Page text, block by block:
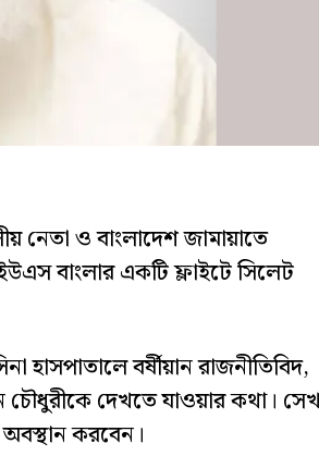
নেতা ও বাংলাদেশ জামায়াতে
বাংলার একটি ফ্লাইটে সিলেট
হাসপাতালে বর্ষীয়ান রাজনীতিবিদ,
চৌধুরীকে দেখতে যাওয়ার কথা।
করবেন।